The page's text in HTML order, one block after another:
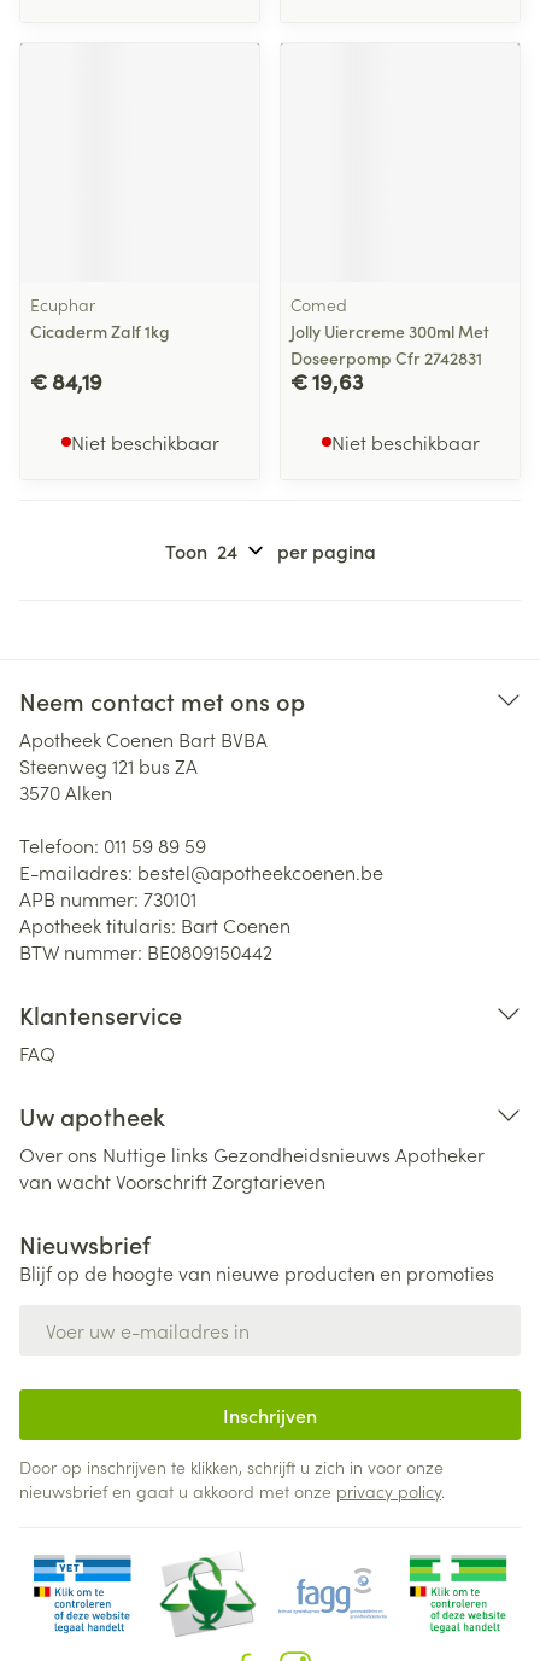
Ecuphar
Cicaderm Zalf 1kg
€ 84,19
Niet beschikbaar
Comed
Jolly Uiercreme 300ml Met
Doseerpomp Cfr 2742831
€ 19,63
Niet beschikbaar
Toon per pagina
Neem contact met ons op
Apotheek Coenen Bart BVBA
Steenweg 121 bus ZA
3570Alken
Telefoon: 011 59 89 59
E-mailadres: bestel@apotheekcoenen.be
APB nummer: 730101
Apotheek titularis: Bart Coenen
BTW nummer: BE0809150442
Klantenservice
FAQ
Uw apotheek
Over ons Nuttige links Gezondheidsnieuws Apotheker
van wachtVoorschriftZorgtarieven
Nieuwsbrief
Blijf op de hoogte van nieuwe producten en promoties
Inschrijven
Door op inschrijven te klikken, schrijft u zich in voor onze
nieuwsbrief en gaat u akkoord met onze privacy policy.